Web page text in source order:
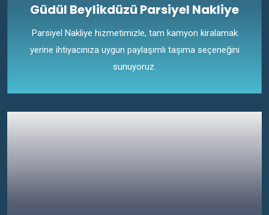
Güdül Beylikdüzü Parsiyel Nakliye
Parsiyel Nakliye hizmetimizle, tam kamyon kiralamak
yerine ihtiyacınıza uygun paylaşımlı taşıma seçeneğini
sunuyoruz.